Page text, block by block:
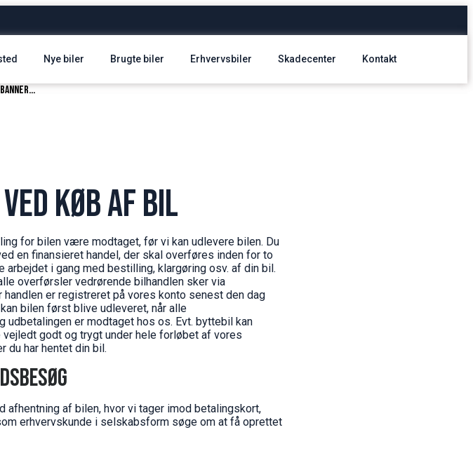
Nye biler Brugte biler Erhvervsbiler Skadecenter Kontakt
køb af bil
for bilen være modtaget, før vi kan udlevere bilen. Du
en finansieret handel, der skal overføres inden for to
i gang med bestilling, klargøring osv. af din bil.
overførsler vedrørende bilhandlen sker via
er registreret på vores konto senest den dag
bilen først blive udleveret, når alle
er modtaget hos os. Evt. byttebil kan
godt og trygt under hele forløbet af vores
du har hentet din bil.
af bilen, hvor vi tager imod betalingskort,
erhvervskunde i selskabsform søge om at få oprettet